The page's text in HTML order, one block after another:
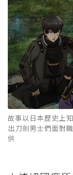
故事以日本歷史上
出刀劍男士們面對
供